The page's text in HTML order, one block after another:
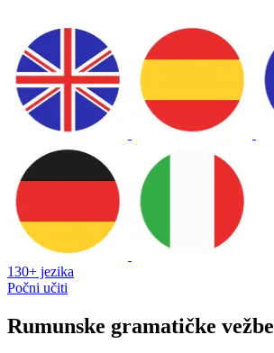
130+ jezika
Počni učiti
Rumunske gramatičke vežbe